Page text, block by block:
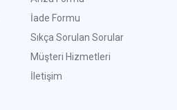
İade Formu
Sıkça Sorulan Sorular
Müşteri Hizmetleri
İletişim